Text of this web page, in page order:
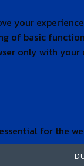
your
of basic
only with
for the